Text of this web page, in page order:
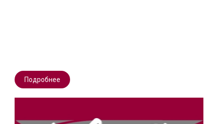
Подробнее